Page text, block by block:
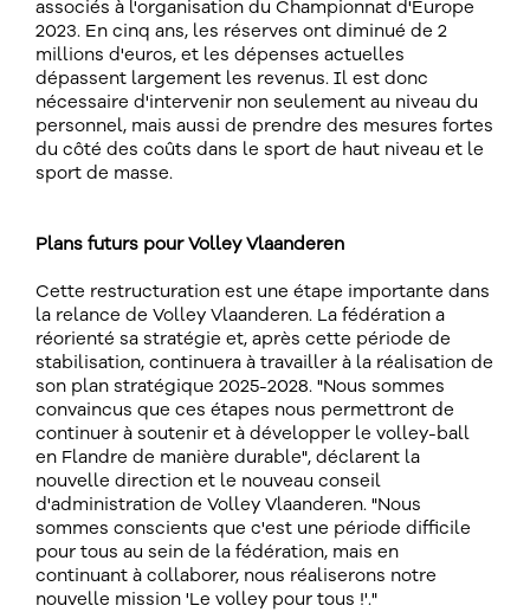
associés à l'organisation du Championnat d'Europe
2023. En cinq ans, les réserves ont diminué de 2
millions d'euros, et les dépenses actuelles
dépassent largement les revenus. Il est donc
nécessaire d'intervenir non seulement au niveau du
personnel, mais aussi de prendre des mesures fortes
du côté des coûts dans le sport de haut niveau et le
sport de masse.
Plans futurs pour Volley Vlaanderen
Cette restructuration est une étape importante dans
la relance de Volley Vlaanderen. La fédération a
réorienté sa stratégie et, après cette période de
stabilisation, continuera à travailler à la réalisation de
son plan stratégique 2025-2028. "Nous sommes
convaincus que ces étapes nous permettront de
continuer à soutenir et à développer le volley-ball
en Flandre de manière durable", déclarent la
nouvelle direction et le nouveau conseil
d'administration de Volley Vlaanderen. "Nous
sommes conscients que c'est une période difficile
pour tous au sein de la fédération, mais en
continuant à collaborer, nous réaliserons notre
nouvelle mission 'Le volley pour tous !'."